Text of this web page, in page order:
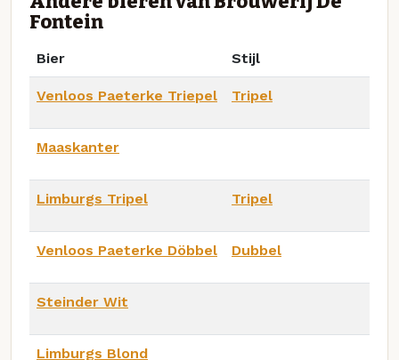
Fontein
Bier Stijl
Venloos Paeterke Triepel Tripel
Maaskanter
Limburgs Tripel Tripel
Venloos Paeterke Döbbel Dubbel
Steinder Wit
Limburgs Blond